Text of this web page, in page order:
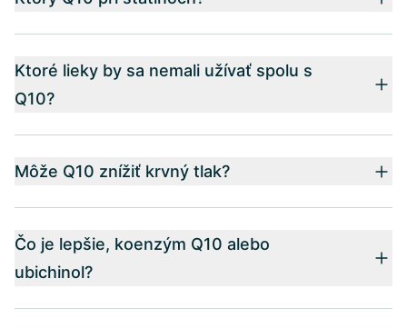
Ktoré lieky by sa nemali užívať spolu s
Q10?
Môže Q10 znížiť krvný tlak?
Čo je lepšie, koenzým Q10 alebo
ubichinol?